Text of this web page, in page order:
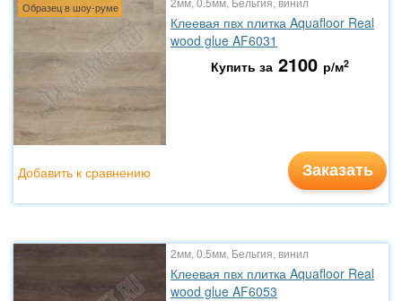
Образец в шоу-руме
Клеевая пвх плитка Aquafloor Real
wood glue AF6031
Купить за 2100 р/м2
Заказать
Добавить к сравнению
2мм, 0.5мм, Бельгия, винил
Клеевая пвх плитка Aquafloor Real
wood glue AF6053